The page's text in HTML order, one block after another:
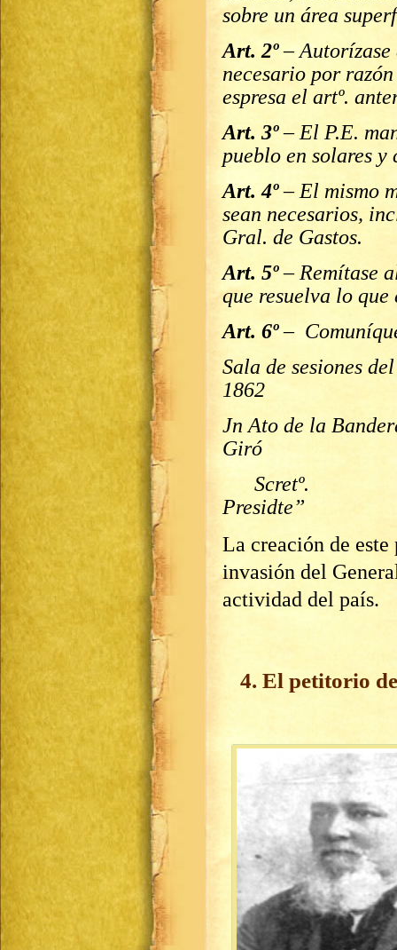
sobre un área
Art. 2º– Autorízase
necesario por
espresa el artº.
Art. 3º– El P.E.
pueblo en solares y
Art. 4º– El mismo
sean necesarios,
Gral. de Gastos.
Art. 5º– Remítase
que resuelva lo que
Art. 6º–
Sala de sesiones
1862
Jn Ato de
Giró
Presidte”
La creación de
invasión del
actividad del país.
4. El petitorio